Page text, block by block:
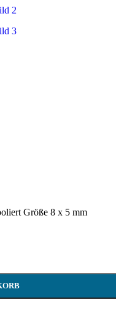
Größe 8 x 5 mm